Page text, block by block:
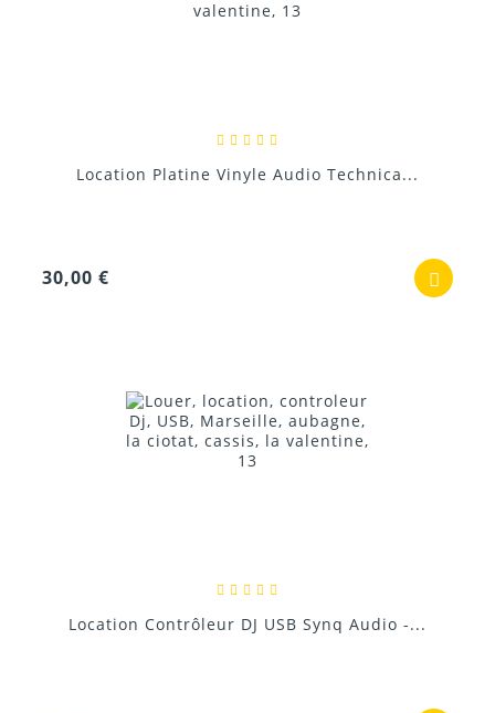
Location Platine Vinyle Audio Technica...
30,00 €
Location Contrôleur DJ USB Synq Audio -...